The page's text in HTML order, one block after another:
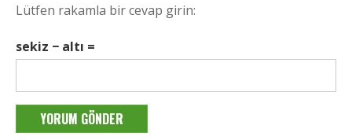
Lütfen rakamla bir cevap girin:
sekiz − altı =